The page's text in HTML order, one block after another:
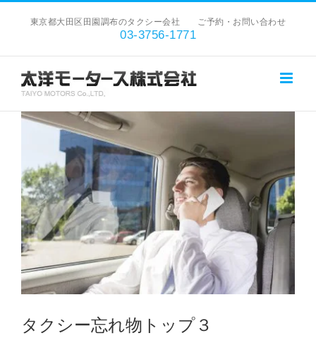
東京都大田区田園調布のタクシー会社 ご予約・お問い合わせ
03-3756-1771
View
タクシー忘れ物トップ３